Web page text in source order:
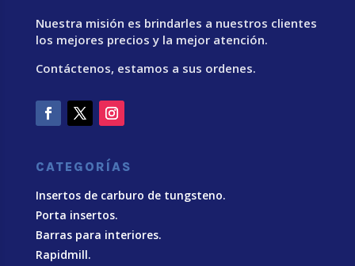
Nuestra misión es brindarles a nuestros clientes
los mejores precios y la mejor atención.
Contáctenos, estamos a sus ordenes.
CATEGORÍAS
Insertos de carburo de tungsteno.
Porta insertos.
Barras para interiores.
Rapidmill.